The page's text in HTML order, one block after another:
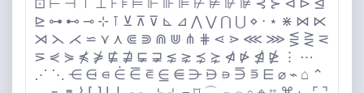
⊡ ⊢ ⊣ ⊤ ⊥ ⊦ ⊧ ⊨ ⊩ ⊪ ⊫ ⊬ ⊭ ⊮ ⊯ ⊰ ⊱ ⊲ ⊳ ⊴
⊵ ⊶ ⊷ ⊸ ⊹ ⊺ ⊻ ⊼ ⊽ ⊾ ⊿ ⋀ ⋁ ⋂ ⋃ ⋄ ⋅ ⋆ ⋇ ⋈ ⋉
⋊ ⋋ ⋌ ⋍ ⋎ ⋏ ⋐ ⋑ ⋒ ⋓ ⋔ ⋕ ⋖ ⋗ ⋘ ⋙ ⋚ ⋛ ⋜
⋝ ⋞ ⋟ ⋠ ⋡ ⋢ ⋣ ⋤ ⋥ ⋦ ⋧ ⋨ ⋩ ⋪ ⋫ ⋬ ⋭ ⋮ ⋯
⋰ ⋱ ⋲ ⋳ ⋴ ⋵ ⋶ ⋷ ⋸ ⋹ ⋺ ⋻ ⋼ ⋽ ⋾ ⋿ ⌀ ⌁ ⌂ ⌃